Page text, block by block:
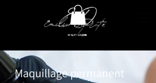
Maquillage permanent